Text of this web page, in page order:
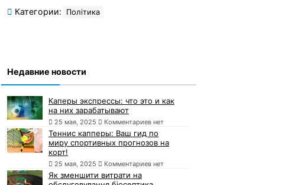
Категории: Політика
Недавние новости
Каперы экспрессы: что это и как
на них зарабатывают
25 мая, 2025 Комментариев нет
Теннис капперы: Ваш гид по
миру спортивных прогнозов на
корт!
25 мая, 2025 Комментариев нет
Як зменшити витрати на